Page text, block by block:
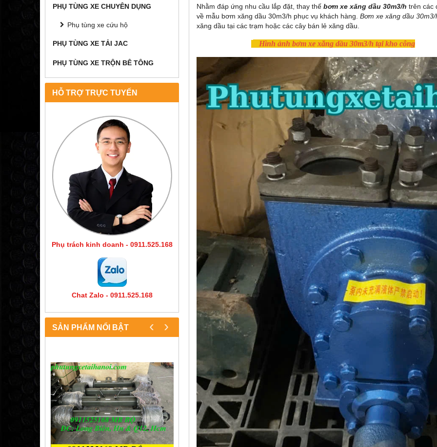
PHỤ TÙNG XE CHUYÊN DỤNG
Phụ tùng xe cứu hộ
PHỤ TÙNG XE TẢI JAC
PHỤ TÙNG XE TRỘN BÊ TÔNG
HỖ TRỢ TRỰC TUYẾN
Phụ trách kinh doanh - 0911.525.168
Chat Zalo - 0911.525.168
SẢN PHẨM NỔI BẬT ‹ ›
Nhằm đáp ứng nhu cầu lắp đặt, thay thế bơm xe xăng dầu 30m3/h trên các
về mẫu bơm xăng dầu 30m3/h phục vụ khách hàng. Bơm xe xăng dầu 30m3/
xăng dầu tại các trạm hoặc các cây bán lẻ xăng dầu.
Hình ảnh bơm xe xăng dầu 30m3/h tại kho công